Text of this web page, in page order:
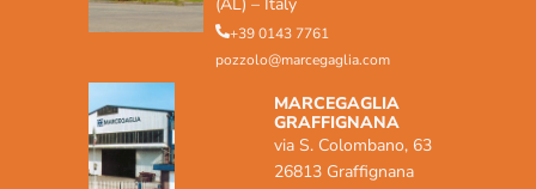
+39 0143 7761
pozzolo@marcegaglia.com
MARCEGAGLIA
GRAFFIGNANA
via S. Colombano, 63
26813 Graffignana